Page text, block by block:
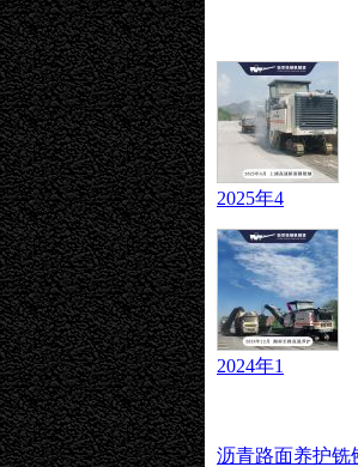
2025年4
2024年1
沥青路面养护铣